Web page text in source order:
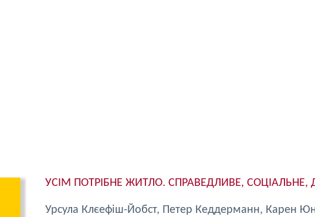
УСІМ ПОТРІБНЕ ЖИТЛО. СПРАВЕДЛИВЕ, СОЦІАЛЬНЕ,
Урсула Клєефіш-Йобст, Петер Кеддерманн, Карен